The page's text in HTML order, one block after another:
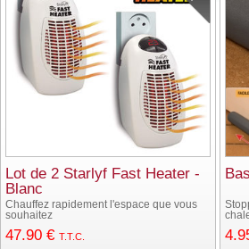
Lot de 2 Starlyf Fast Heater -
Blanc
Chauffez rapidement l'espace que vous
souhaitez
47.90 € T.T.C. 4